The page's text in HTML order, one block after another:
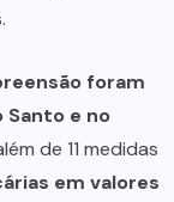
foram
Santo e no
de 11 medidas
em valores